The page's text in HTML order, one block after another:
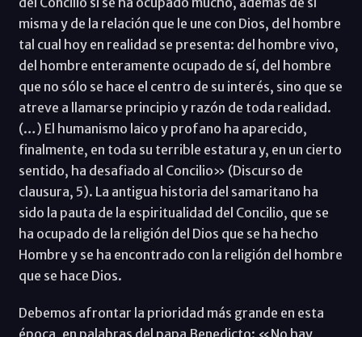
misma y de la relación que le une con Dios, del hombre
tal cual hoy en realidad se presenta: del hombre vivo,
del hombre enteramente ocupado de sí, del hombre
que no sólo se hace el centro de su interés, sino que se
atreve a llamarse principio y razón de toda realidad.
(…) El humanismo laico y profano ha aparecido,
finalmente, en toda su terrible estatura y, en un cierto
sentido, ha desafiado al Concilio» (Discurso de
clausura, 5). La antigua historia del samaritano ha
sido la pauta de la espiritualidad del Concilio, que se
ha ocupado de la religión del Dios que se ha hecho
Hombre y se ha encontrado con la religión del hombre
que se hace Dios.
Debemos afrontar la prioridad más grande en esta
época, en palabras del papa Benedicto: «No hay